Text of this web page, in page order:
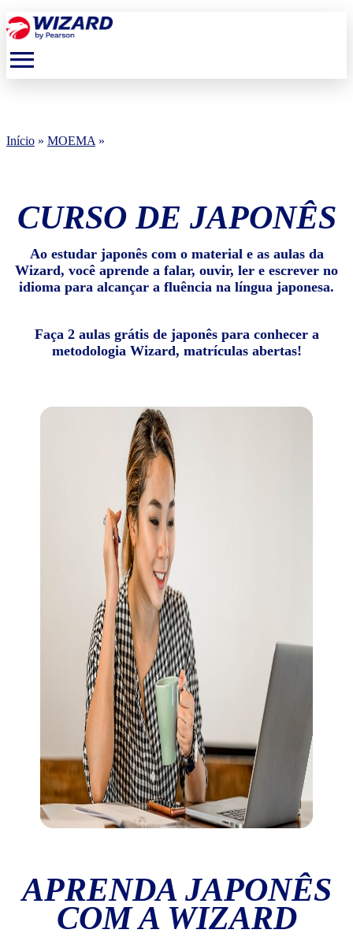
menu
Início » MOEMA »
CURSO DE JAPONÊS
Ao estudar japonês com o material e as aulas da
Wizard, você aprende a falar, ouvir, ler e escrever no
idioma para alcançar a fluência na língua japonesa.
Faça 2 aulas grátis de japonês para conhecer a
metodologia Wizard, matrículas abertas!
APRENDA JAPONÊS
COM A WIZARD